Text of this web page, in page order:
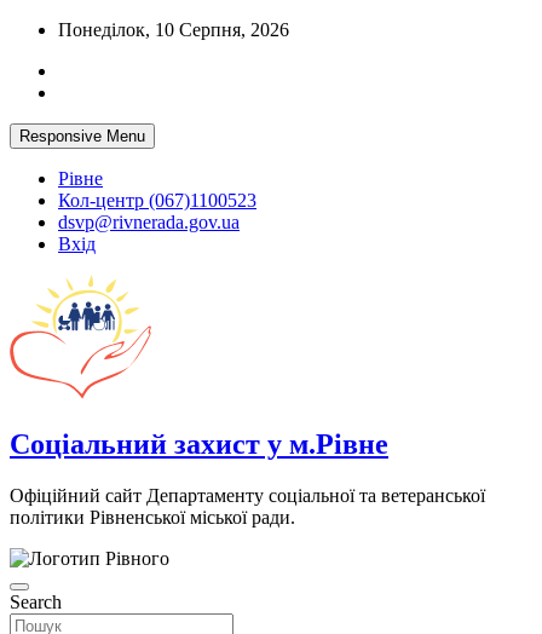
Skip
content
Понеділок, 10 Серпня, 2026
Responsive Menu
Рівне
Кол-центр (067)1100523
dsvp@rivnerada.gov.ua
Вхід
Соціальний захист у м.Рівне
Офіційний сайт Департаменту соціальної та ветеранської
політики Рівненської міської ради.
Search